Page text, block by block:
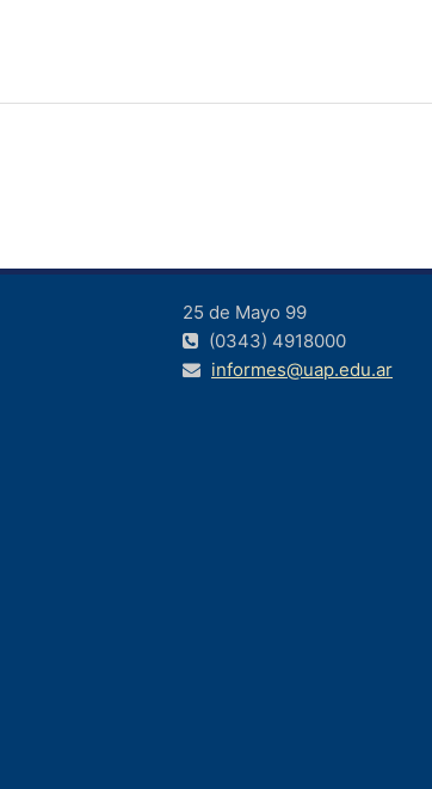
25 de Mayo 99
(0343) 4918000
informes@uap.edu.ar